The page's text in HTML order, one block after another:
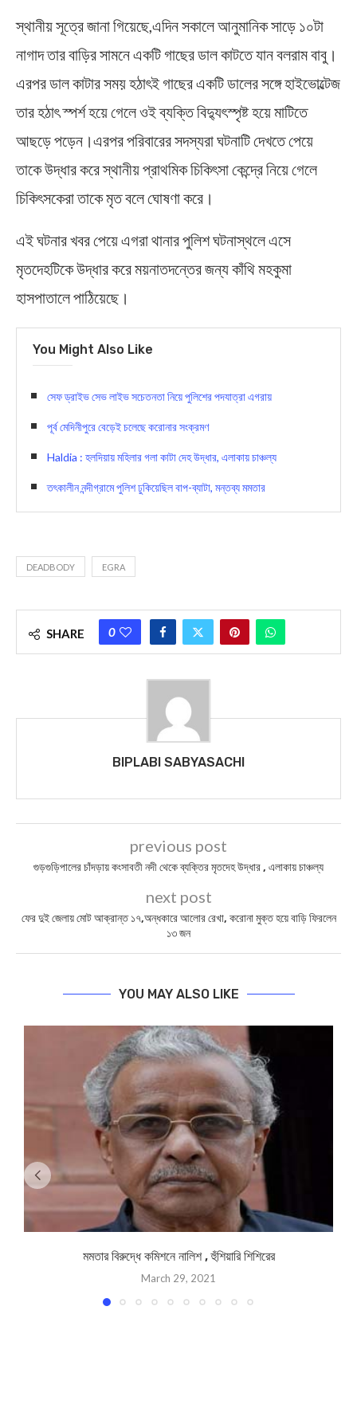
স্থানীয় সূত্রে জানা গিয়েছে,এদিন সকালে আনুমানিক সাড়ে ১০টা
নাগাদ তার বাড়ির সামনে একটি গাছের ডাল কাটতে যান বলরাম বাবু।
এরপর ডাল কাটার সময় হঠাৎই গাছের একটি ডালের সঙ্গে হাইভোল্টেজ
তার হঠাৎ স্পর্শ হয়ে গেলে ওই ব্যক্তি বিদ্যুৎস্পৃষ্ট হয়ে মাটিতে
আছড়ে পড়েন।এরপর পরিবারের সদস্যরা ঘটনাটি দেখতে পেয়ে
তাকে উদ্ধার করে স্থানীয় প্রাথমিক চিকিৎসা কেন্দ্রে নিয়ে গেলে
চিকিৎসকেরা তাকে মৃত বলে ঘোষণা করে।
এই ঘটনার খবর পেয়ে এগরা থানার পুলিশ ঘটনাস্থলে এসে
মৃতদেহটিকে উদ্ধার করে ময়নাতদন্তের জন্য কাঁথি মহকুমা
হাসপাতালে পাঠিয়েছে।
You Might Also Like
সেফ ড্রাইভ সেভ লাইভ সচেতনতা নিয়ে পুলিশের পদযাত্রা এগরায়
পূর্ব মেদিনীপুরে বেড়েই চলেছে করোনার সংক্রমণ
Haldia : হলদিয়ায় মহিলার গলা কাটা দেহ উদ্ধার, এলাকায় চাঞ্চল্য
তৎকালীন নন্দীগ্রামে পুলিশ ঢুকিয়েছিল বাপ-ব্যাটা, মন্তব্য মমতার
DEADBODY EGRA
SHARE 0
BIPLABI SABYASACHI
previous post
গুড়গুড়িপালের চাঁদড়ায় কংসাবতী নদী থেকে ব্যক্তির মৃতদেহ উদ্ধার , এলাকায় চাঞ্চল্য
next post
ফের দুই জেলায় মোট আক্রান্ত ১৭,অন্ধকারে আলোর রেখা, করোনা মুক্ত হয়ে বাড়ি ফিরলেন
১৩ জন
YOU MAY ALSO LIKE
মমতার বিরুদ্ধে কমিশনে নালিশ , হুঁশিয়ারি শিশিরের
March 29, 2021